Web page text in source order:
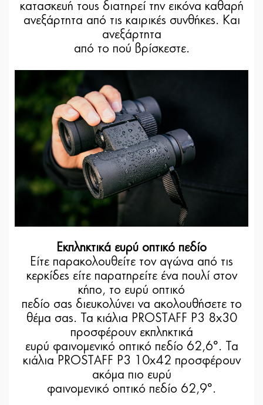
κατασκευή τους διατηρεί την εικόνα καθαρή
ανεξάρτητα από τις καιρικές συνθήκες. Και
ανεξάρτητα
από το πού βρίσκεστε.
Εκπληκτικά ευρύ οπτικό πεδίο
Είτε παρακολουθείτε τον αγώνα από τις
κερκίδες είτε παρατηρείτε ένα πουλί στον
κήπο, το ευρύ οπτικό
πεδίο σας διευκολύνει να ακολουθήσετε το
θέμα σας. Τα κιάλια PROSTAFF P3 8x30
προσφέρουν εκπληκτικά
ευρύ φαινομενικό οπτικό πεδίο 62,6°. Τα
κιάλια PROSTAFF P3 10x42 προσφέρουν
ακόμα πιο ευρύ
φαινομενικό οπτικό πεδίο 62,9°.